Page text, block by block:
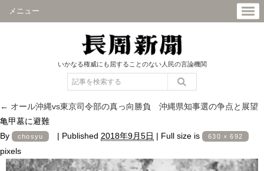
メニュー
いかなる権威にも屈することのない人民の言論機関
← オール沖縄vs東京司令部の真っ向勝負 沖縄県知事選の争点と展望
亀甲墓に避難
By
chosyu | Published 2018年9月5日 | Full size is 630 × 692
pixels